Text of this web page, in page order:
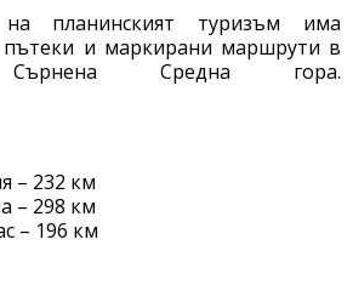
планинският туризъм има
и маркирани маршрути в
Сърнена Средна гора.
– 232 км
– 298 км
– 196 км